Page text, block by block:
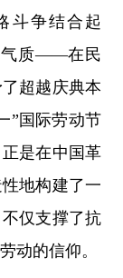
斗争结合起
气质——在民
超越庆典本
”国际劳动节
是在中国革
地构建了一
仅支撑了抗
动的信仰。